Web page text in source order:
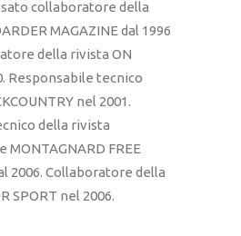
collaboratore della
MAGAZINE dal 1996
della rivista ON
Responsabile tecnico
nel 2001.
della rivista
MONTAGNARD FREE
2006. Collaboratore della
SPORT nel 2006.